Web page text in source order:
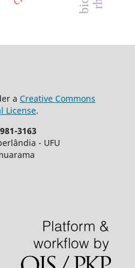
a Creative Commons
License.
3163
- UFU